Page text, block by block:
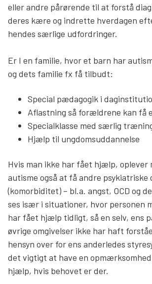
eller andre pårørende til at forstå
deres kære og indrette hverdagen
hendes særlige udfordringer.
Er I en familie, hvor et barn har
og dets familie fx få tilbudt:
Special pædagogik i
Aflastning så forældrene kan få
Specialklasse med særlig
Hjælp til ungdomsuddannelse
Hvis man ikke har fået hjælp, oplever
autisme også at få andre psykiatriske
(komorbiditet) – bl.a. angst, OCD og
ses især i situationer, hvor personen
har fået hjælp tidligt, så en selv, ens
øvrige omgivelser ikke har haft
hensyn over for ens anderledes
det vigtigt at have en opmærksomhed
hjælp, hvis behovet er der.